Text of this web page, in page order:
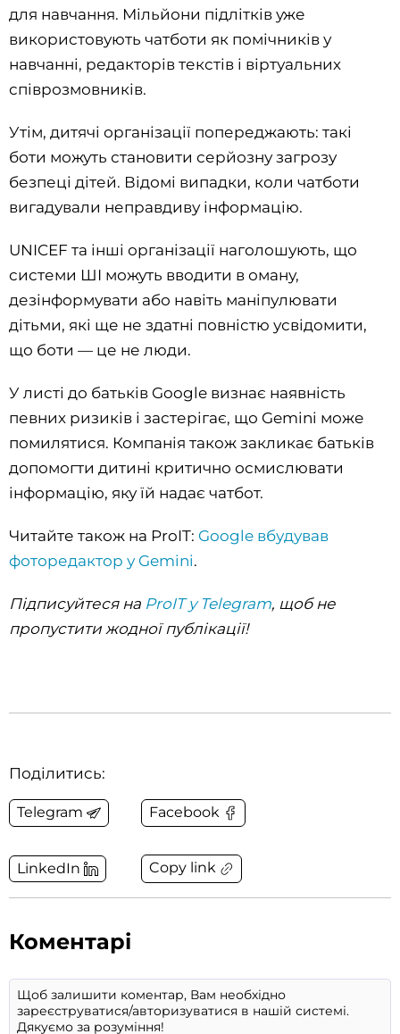
для навчання. Мільйони підлітків уже
використовують чатботи як помічників у
навчанні, редакторів текстів і віртуальних
співрозмовників.
Утім, дитячі організації попереджають: такі
боти можуть становити серйозну загрозу
безпеці дітей. Відомі випадки, коли чатботи
вигадували неправдиву інформацію.
UNICEF та інші організації наголошують, що
системи ШІ можуть вводити в оману,
дезінформувати або навіть маніпулювати
дітьми, які ще не здатні повністю усвідомити,
що боти — це не люди.
У листі до батьків Google визнає наявність
певних ризиків і застерігає, що Gemini може
помилятися. Компанія також закликає батьків
допомогти дитині критично осмислювати
інформацію, яку їй надає чатбот.
Читайте також на ProIT: Google вбудував
фоторедактор у Gemini.
Підписуйтеся на ProIT у Telegram, щоб не
пропустити жодної публікації!
Поділитись:
Telegram Facebook
LinkedIn Copy link
Коментарі